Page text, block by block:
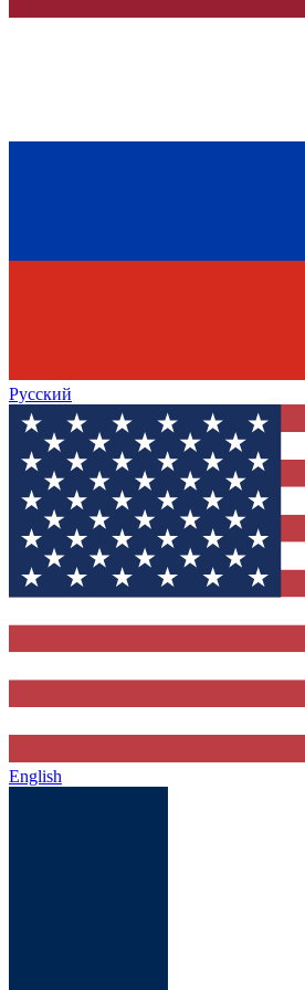
Русский
English